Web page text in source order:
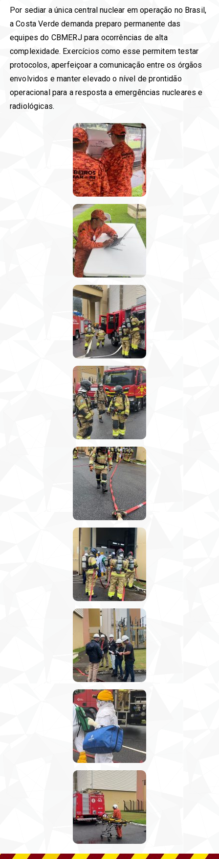
Por sediar a única central nuclear em operação no Brasil,
a Costa Verde demanda preparo permanente das
equipes do CBMERJ para ocorrências de alta
complexidade. Exercícios como esse permitem testar
protocolos, aperfeiçoar a comunicação entre os órgãos
envolvidos e manter elevado o nível de prontidão
operacional para a resposta a emergências nucleares e
radiológicas.